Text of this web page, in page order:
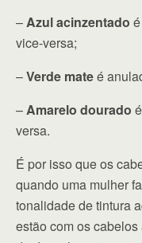
–Azul acinzentado
vice-versa;
–Verde mateé
–Amarelo dourado
versa.
É por isso que os
quando uma mulher
tonalidade de tintura
estão com os